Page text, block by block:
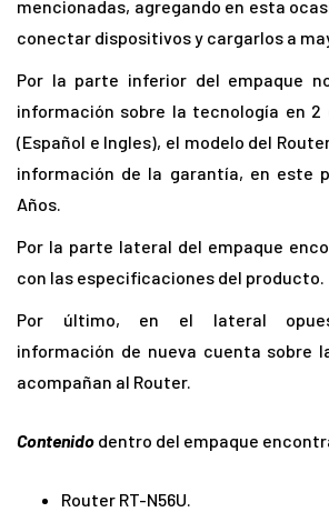
mencionadas, agregando en esta
conectar dispositivos y cargarlos a
Por la parte inferior del empaque
información sobre la tecnología en
(Español e Ingles), el modelo del
información de la garantía, en este
Años.
Por la parte lateral del empaque
con las especificaciones del producto.
Por último, en el lateral
información de nueva cuenta sobre
acompañan al Router.
Contenido dentro del empaque
Router RT-N56U.